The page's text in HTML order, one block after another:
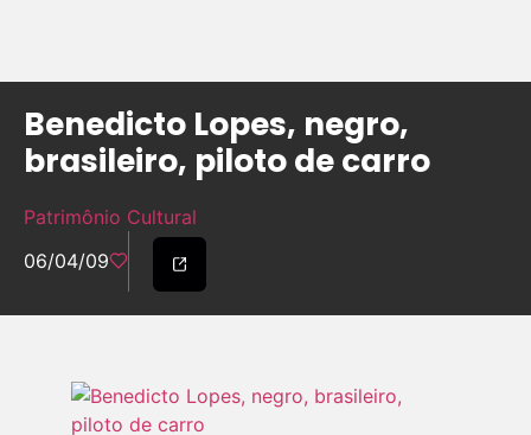
Benedicto Lopes, negro,
brasileiro, piloto de carro
Patrimônio Cultural
06/04/09